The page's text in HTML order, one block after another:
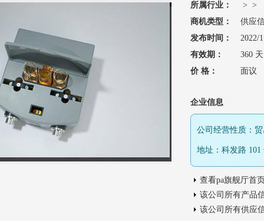
所属行业：
> >
商机类型：
供应
发布时间：
2022/
有效期：
360 天
价 格：
面议
企业信息
公司经营性质：
地址：科发路 101
查看pa旗舰厅首
该公司所有产品
该公司所有供应